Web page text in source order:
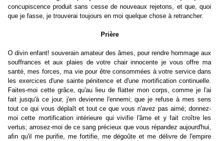
concupiscence produit sans cesse de nouveaux rejetons, et que, quoi
que je fasse, je trouverai toujours en moi quelque chose à retrancher.
Prière
O divin enfant! souverain amateur des âmes, pour rendre hommage aux
souffrances et aux plaies de votre chair innocente je vous offre ma
santé, mes forces, ma vie pour être consommées à votre service dans
les exercices d'une sainte pénitence et d'une mortification continuelle.
Faites-moi cette grâce, qu'au lieu de flatter mon corps, comme je l'ai
fait jusqu'à ce jour, j'en devienne l'ennemi; que je refuse à mes sens
tout ce qui vous déplaît et tout ce que vous n'avez pas aimé; donnez-
moi cette mortification intérieure qui vivifie l'âme et y fait croître les
vertus; arrosez-moi de ce sang précieux que vous répandez aujourd'hui,
afin qu'il me purifie, me fortifie, me dégoûte et me délivre de l'empire